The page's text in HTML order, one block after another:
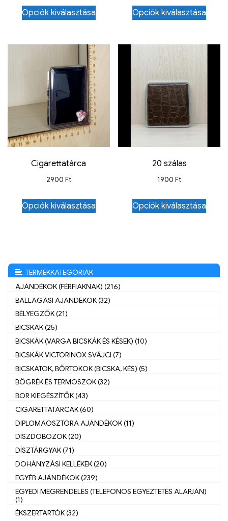
Opciók kiválasztása Opciók kiválasztása
Cigarettatárca
2900 Ft
Opciók kiválasztása
20 szálas
1900Ft
Opciók kiválasztása
TERMÉKKATEGÓRIÁK
AJÁNDÉKOK (FÉRFIAKNAK) (216)
BALLAGÁSI AJÁNDÉKOK (32)
BÉLYEGZŐK (21)
BICSKÁK (25)
BICSKÁK (VARGA BICSKÁK ÉS KÉSEK) (10)
BICSKÁK VICTORINOX SVÁJCI (7)
BICSKATOK, BŐRTOKOK (BICSKA, KÉS) (5)
BÖGRÉK ÉS TERMOSZOK (32)
BOR KIEGÉSZÍTŐK (43)
CIGARETTATÁRCÁK (60)
DIPLOMAOSZTÓRA AJÁNDÉKOK (11)
DÍSZDOBOZOK (20)
DÍSZTÁRGYAK (71)
DOHÁNYZÁSI KELLÉKEK (20)
EGYÉB AJÁNDÉKOK (239)
EGYEDI MEGRENDELÉS (TELEFONOS EGYEZTETÉS ALAPJÁN)
(1)
ÉKSZERTARTÓK (32)